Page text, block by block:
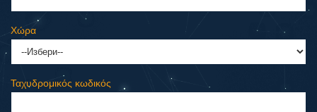
Χώρα
Ταχυδρομικός κωδικός